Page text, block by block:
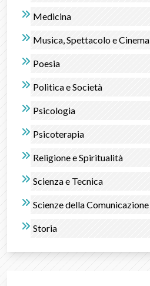
Medicina
Musica, Spettacolo e Cinema
Poesia
Politica e Società
Psicologia
Psicoterapia
Religione e Spiritualità
Scienza e Tecnica
Scienze della Comunicazione
Storia